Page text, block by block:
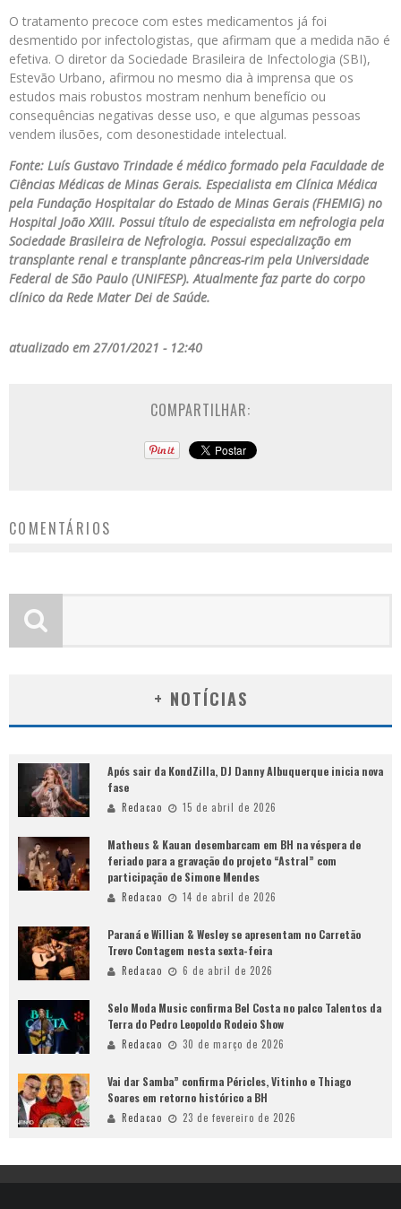
O tratamento precoce com estes medicamentos já foi
desmentido por infectologistas, que afirmam que a medida não é
efetiva. O diretor da Sociedade Brasileira de Infectologia (SBI),
Estevão Urbano, afirmou no mesmo dia à imprensa que os
estudos mais robustos mostram nenhum benefício ou
consequências negativas desse uso, e que algumas pessoas
vendem ilusões, com desonestidade intelectual.
Fonte: Luís Gustavo Trindade é médico formado pela Faculdade de
Ciências Médicas de Minas Gerais. Especialista em Clínica Médica
pela Fundação Hospitalar do Estado de Minas Gerais (FHEMIG) no
Hospital João XXIII. Possui título de especialista em nefrologia pela
Sociedade Brasileira de Nefrologia. Possui especialização em
transplante renal e transplante pâncreas-rim pela Universidade
Federal de São Paulo (UNIFESP). Atualmente faz parte do corpo
clínico da Rede Mater Dei de Saúde.
atualizado em 27/01/2021 - 12:40
COMPARTILHAR:
COMENTÁRIOS
+ NOTÍCIAS
Após sair da KondZilla, DJ Danny Albuquerque inicia nova
fase
Redacao 15 de abril de 2026
Matheus & Kauan desembarcam em BH na véspera de
feriado para a gravação do projeto “Astral” com
participação de Simone Mendes
Redacao 14 de abril de 2026
Paraná e Willian & Wesley se apresentam no Carretão
Trevo Contagem nesta sexta-feira
Redacao 6 de abril de 2026
Selo Moda Music confirma Bel Costa no palco Talentos da
Terra do Pedro Leopoldo Rodeio Show
Redacao 30 de março de 2026
Vai dar Samba” confirma Péricles, Vitinho e Thiago
Soares em retorno histórico a BH
Redacao 23 de fevereiro de 2026